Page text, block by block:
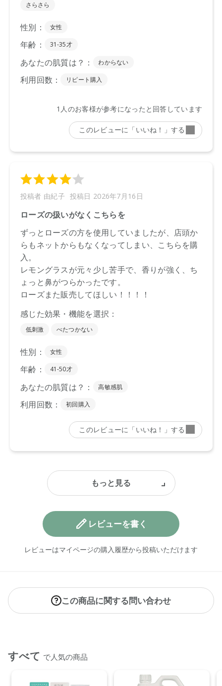
レビューを書く
レビューはマイページの購入履歴から投稿いただけます
この商品に関する問い合わせ
すべて で人気の商品